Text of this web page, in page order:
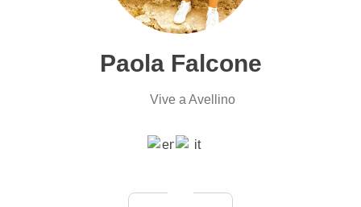
Paola Falcone
Vive a Avellino